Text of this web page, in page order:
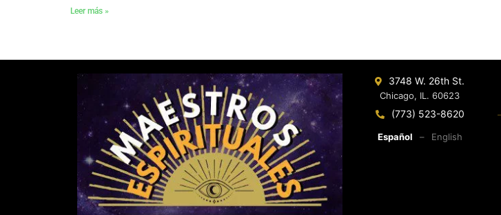
Leer más »
3748 W. 26th St.
Chicago, IL. 60623
(773) 523-8620
Español – English